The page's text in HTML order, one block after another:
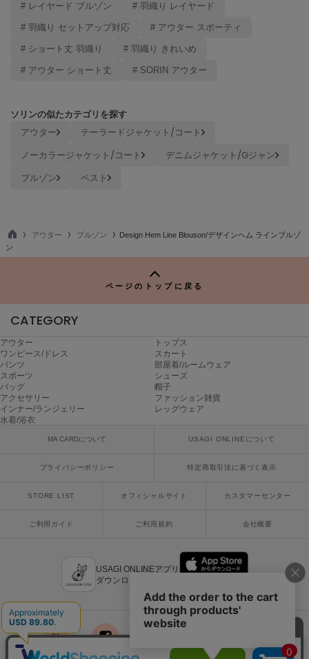
ナウンス
ヌル
オン
Onitsuka Tiger
ORGUE
オル
Philly chocolate
poláura
ポローラ
PUMA
プーマ
リーボック
SALOMON
SESAME STREET MARKET
セサミストリートマーケット
SHAKA
シャカ
# レイヤード ブルゾン # 羽織り レイヤード
# 羽織り セットアップ対応 # アウター スポーティ
# ショート丈 羽織り # 羽織り きれいめ
# アウター ショート丈 # SORIN アウター
ソリンの似たカテゴリを探す
アウター
テーラードジャケット/コート
ノーカラージャケット/コート
デニムジャケット/Gジャン
ブルゾン
ベスト
TO
P
アウター ブルゾン
Design Hem Line Blouson/デザインヘム ラインブルゾ
ン
ページのトップに戻る
CATEGORY
アウター
トップス
ワンピース/ドレス
スカート
パンツ
部屋着/ルームウェア
スポーツ
シューズ
バッグ
帽子
アクセサリー
ファッション雑貨
インナー/ランジェリー
レッグウェア
水着/浴衣
MA CARDについて USAGI ONLINEについて
プライバシーポリシー 特定商取引法に基づく表示
STORE LIST オフィシャルサイト カスタマーセンター
ご利用ガイド ご利用規約 会社概要
USAGI ONLINEアプリ
ダウンロードはこちら
x facebook LINE mail